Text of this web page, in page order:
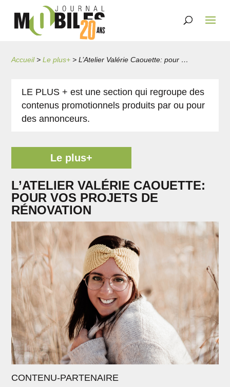
Accueil>Le plus+ > L’Atelier Valérie Caouette: pour vos projets de rénovation
LE PLUS + est une section qui regroupe des
contenus promotionnels produits par ou pour
des annonceurs.
Le plus+
L’ATELIER VALÉRIE CAOUETTE:
POUR VOS PROJETS DE
RÉNOVATION
CONTENU-PARTENAIRE